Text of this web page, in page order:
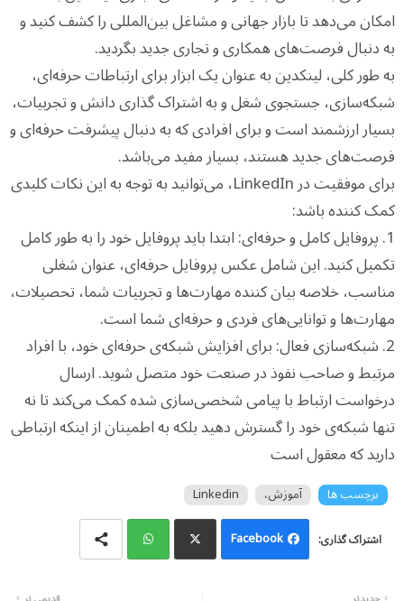
امکان می‌دهد تا بازار جهانی و مشاغل بین‌المللی را کشف کنید و
به دنبال فرصت‌های همکاری و تجاری جدید بگردید.
به طور کلی، لینکدین به عنوان یک ابزار برای ارتباطات حرفه‌ای،
شبکه‌سازی، جستجوی شغل و به اشتراک گذاری دانش و تجربیات،
بسیار ارزشمند است و برای افرادی که به دنبال پیشرفت حرفه‌ای و
فرصت‌های جدید هستند، بسیار مفید می‌باشد.
برای موفقیت در LinkedIn، می‌توانید به توجه به این نکات کلیدی
کمک کننده باشد:
1. پروفایل کامل و حرفه‌ای: ابتدا باید پروفایل خود را به طور کامل
تکمیل کنید. این شامل عکس پروفایل حرفه‌ای، عنوان شغلی
مناسب، خلاصه بیان کننده مهارت‌ها و تجربیات شما، تحصیلات،
مهارت‌ها و توانایی‌های فردی و حرفه‌ای شما است.
2. شبکه‌سازی فعال: برای افزایش شبکه‌ی حرفه‌ای خود، با افراد
مرتبط و صاحب نفوذ در صنعت خود متصل شوید. ارسال
درخواست ارتباط با پیامی شخصی‌سازی شده کمک می‌کند تا نه
تنها شبکه‌ی خود را گسترش دهید بلکه به اطمینان از اینکه ارتباطی
دارید که معقول است
برچسب ها آموزش،
Linkedin
Facebook